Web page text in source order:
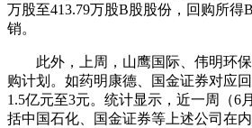
万股至413.79万股B股股份，回购所得
销。
此外，上周， 山鹰国际 伟明环保
购计划。如药明康德 国金证券对应
1.5亿元至3元。统计显示，近一周（6
括中国石化 国金证券等上述公司在